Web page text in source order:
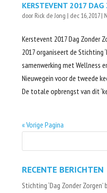
KERSTEVENT 2017 DAG
door Rick de Jong | dec 16, 2017|
Kerstevent 2017 Dag Zonder
2017 organiseert de Stichting
samenwerking met Wellness
Nieuwegein voor de tweede
De totale opbrengst van dit
« Vorige Pagina
RECENTE BERICHTEN
Stichting ‘Dag Zonder